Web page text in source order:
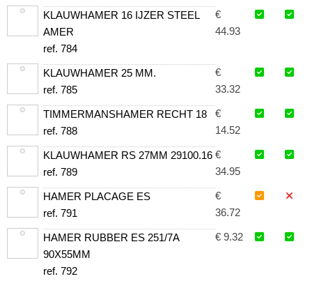
KLAUWHAMER 16 IJZER STEEL
AMER
ref. 784
€
44.93
KLAUWHAMER 25 MM.
ref. 785
€
33.32
TIMMERMANSHAMER RECHT 18
ref. 788
€
14.52
KLAUWHAMER RS 27MM 29100.16
ref. 789
€
34.95
HAMER PLACAGE ES
ref. 791
€
36.72
HAMER RUBBER ES 251/7A
90X55MM
ref. 792
€ 9.32